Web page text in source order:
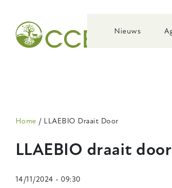
main
navigation
Nieuws
Kruimelpad
Home LLAEBIO Draait Door
LLAEBIO draait door
14/11/2024 - 09:30